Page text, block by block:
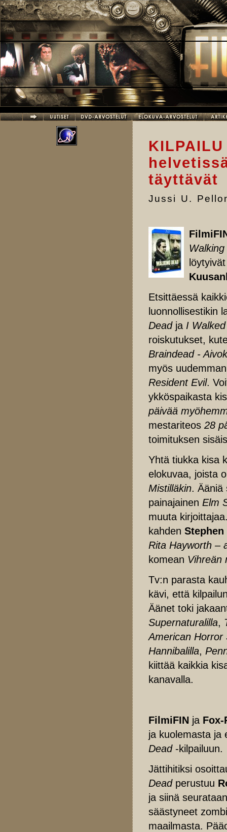
Hyppää pääsisältöön
täyttävät
Jussi U.
Etsittäessä
luonnollisestikin
Deadja I
roiskutukset,
Braindead -
myös
Resident Evil.
ykköspaikasta
päivää
mestariteos 28
toimituksen
Yhtä tiukka kisa
elokuvaa, joista
Mistilläkin. Ääniä
painajainen Elm
muuta
kahden
Rita Hayworth –
komean Vihreän
Tv:n parasta
kävi, että
Äänet toki
Supernaturalilla,
American Horror
Hannibalilla,
kiittää kaikkia
kanavalla.
FilmiFIN ja Fox-
ja kuolemasta ja
Dead-kilpailuun.
Jättihitiksi
Deadperustuu
ja siinä
säästyneet
maailmasta.